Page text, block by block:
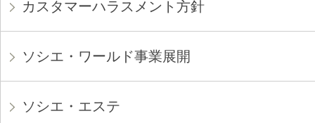
カスタマーハラスメント方針
ソシエ・ワールド事業展開
ソシエ・エステ